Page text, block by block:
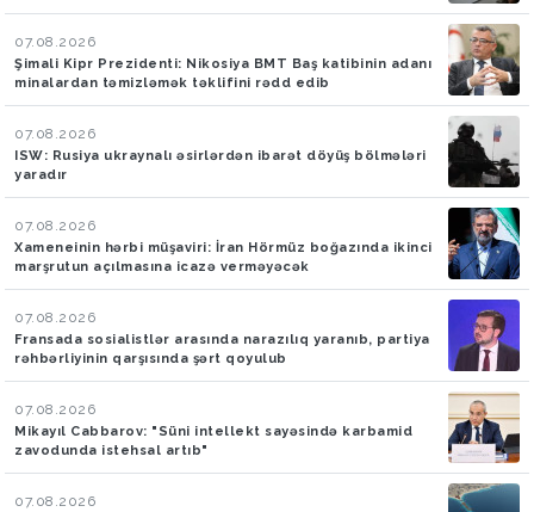
07.08.2026
Şimali Kipr Prezidenti: Nikosiya BMT Baş katibinin adanı
minalardan təmizləmək təklifini rədd edib
07.08.2026
ISW: Rusiya ukraynalı əsirlərdən ibarət döyüş bölmələri
yaradır
07.08.2026
Xameneinin hərbi müşaviri: İran Hörmüz boğazında ikinci
marşrutun açılmasına icazə verməyəcək
07.08.2026
Fransada sosialistlər arasında narazılıq yaranıb, partiya
rəhbərliyinin qarşısında şərt qoyulub
07.08.2026
Mikayıl Cabbarov: "Süni intellekt sayəsində karbamid
zavodunda istehsal artıb"
07.08.2026